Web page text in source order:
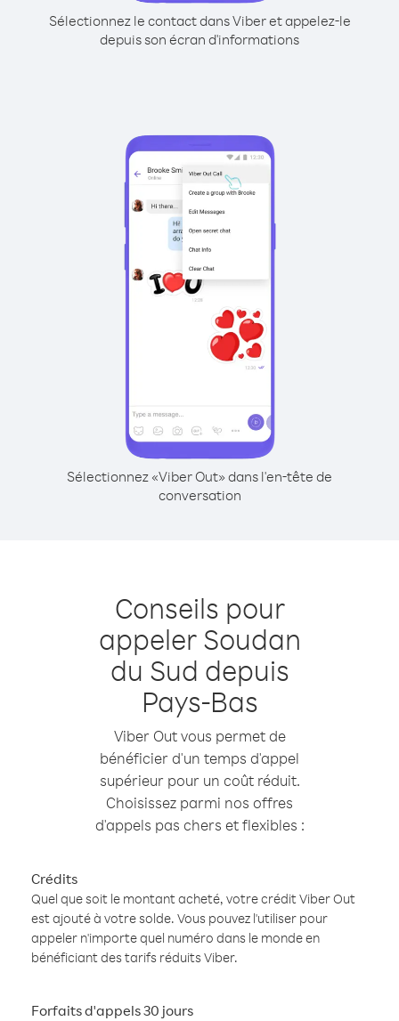
Sélectionnez le contact dans Viber et appelez-le
depuis son écran d'informations
Sélectionnez «Viber Out» dans l'en-tête de
conversation
Conseils pour
appeler Soudan
du Sud depuis
Pays-Bas
Viber Out vous permet de
bénéficier d'un temps d'appel
supérieur pour un coût réduit.
Choisissez parmi nos offres
d'appels pas chers et flexibles :
Crédits
Quel que soit le montant acheté, votre crédit Viber Out
est ajouté à votre solde. Vous pouvez l'utiliser pour
appeler n'importe quel numéro dans le monde en
bénéficiant des tarifs réduits Viber.
Forfaits d'appels 30 jours